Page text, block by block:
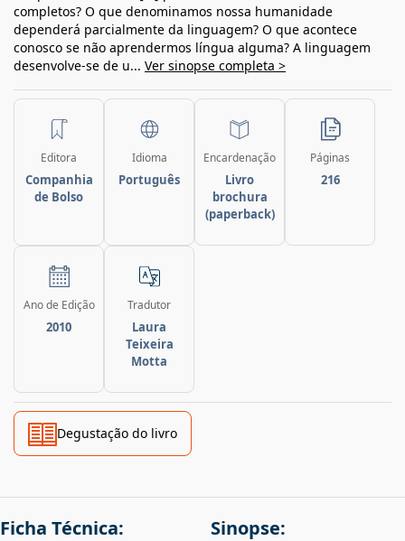
completos? O que denominamos nossa humanidade
dependerá parcialmente da linguagem? O que acontece
conosco se não aprendermos língua alguma? A linguagem
desenvolve-se de u... Ver sinopse completa >
Editora
Companhia
de Bolso
Idioma
Português
Encardenação
Livro
brochura
(paperback)
Páginas
216
Ano de Edição
2010
Tradutor
Laura
Teixeira
Motta
Degustação do livro
Ficha Técnica: Sinopse: